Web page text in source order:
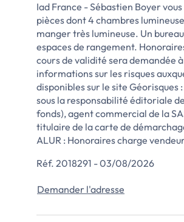
Iad France - Sébastien Boyer
pièces dont 4 chambres
manger très lumineuse. Un
espaces de rangement.
cours de validité sera demandée
informations sur les risques
disponibles sur le site
sous la responsabilité éditoriale
fonds), agent commercial de la
titulaire de la carte de
ALUR : Honoraires charge
Réf. 2018291 - 03/08/2026
Demander l'adresse